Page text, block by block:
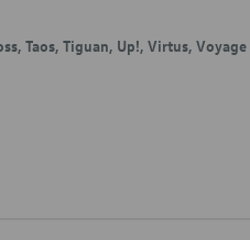
Taos, Tiguan, Up!, Virtus, Voyage